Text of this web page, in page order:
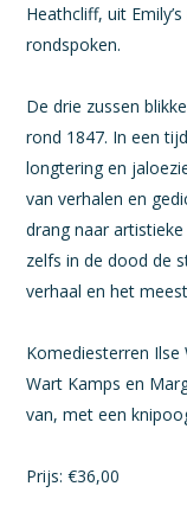
Heathcliff, uit
rondspoken.
De drie zussen
rond 1847. In een
longtering en
van verhalen en
drang naar
zelfs in de dood de
verhaal en het
Komediesterren Ilse
Wart Kamps en
van, met een
Prijs: €36,00